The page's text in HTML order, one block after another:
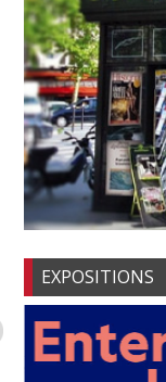
EXPOSITIONS